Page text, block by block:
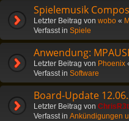
Spielemusik
Letzter Beitrag von wobo «
Verfasst in Spiele
Anwendung:
Letzter Beitrag von Phoenix
Verfasst in Software
Board-Update
Letzter Beitrag von
Verfasst in Ankündigungen